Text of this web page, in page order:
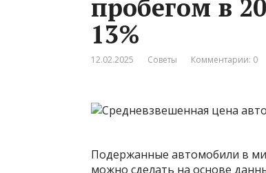
пробегом в
13%
12.02.2025 Советы Комментарии: 0
Подержанные автомобили в
можно сделать на основе